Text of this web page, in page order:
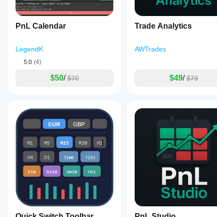
PnL Calendar
LegendK
5.0 (4)
$50/ $70
Trade Analytics
AWTrades
$49/ $79